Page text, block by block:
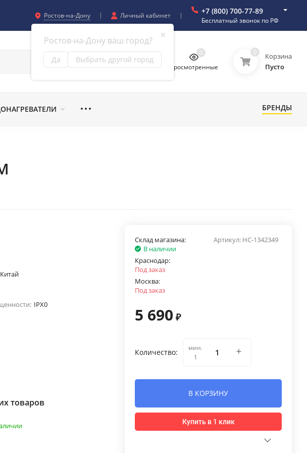
Ростов-на-Дону
✖
Ростов-на-Дону ваш город?
Да Выбрать другой город
Личный кабинет +7 (800) 700-77-89
Бесплатный звонок по РФ
Просмотренные
0 0
Корзина
Пусто
БРЕНДЫ
Китай
IPX0
товаров
Артикул: НС-1342349
Склад магазина:
В наличии
Краснодар:
Под заказ
Москва:
Под заказ
5 690 ₽
Количество:
мин.
1
В КОРЗИНУ
Купить в 1 клик